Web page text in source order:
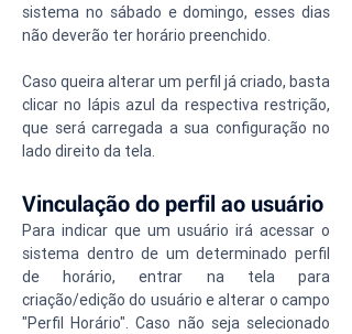
sistema no sábado e domingo, esses dias
não deverão ter horário preenchido.
Caso queira alterar um perfil já criado, basta
clicar no lápis azul da respectiva restrição,
que será carregada a sua configuração no
lado direito da tela.
Vinculação do perfil ao usuário
Para indicar que um usuário irá acessar o
sistema dentro de um determinado perfil
de horário, entrar na tela para
criação/edição do usuário e alterar o campo
"Perfil Horário". Caso não seja selecionado